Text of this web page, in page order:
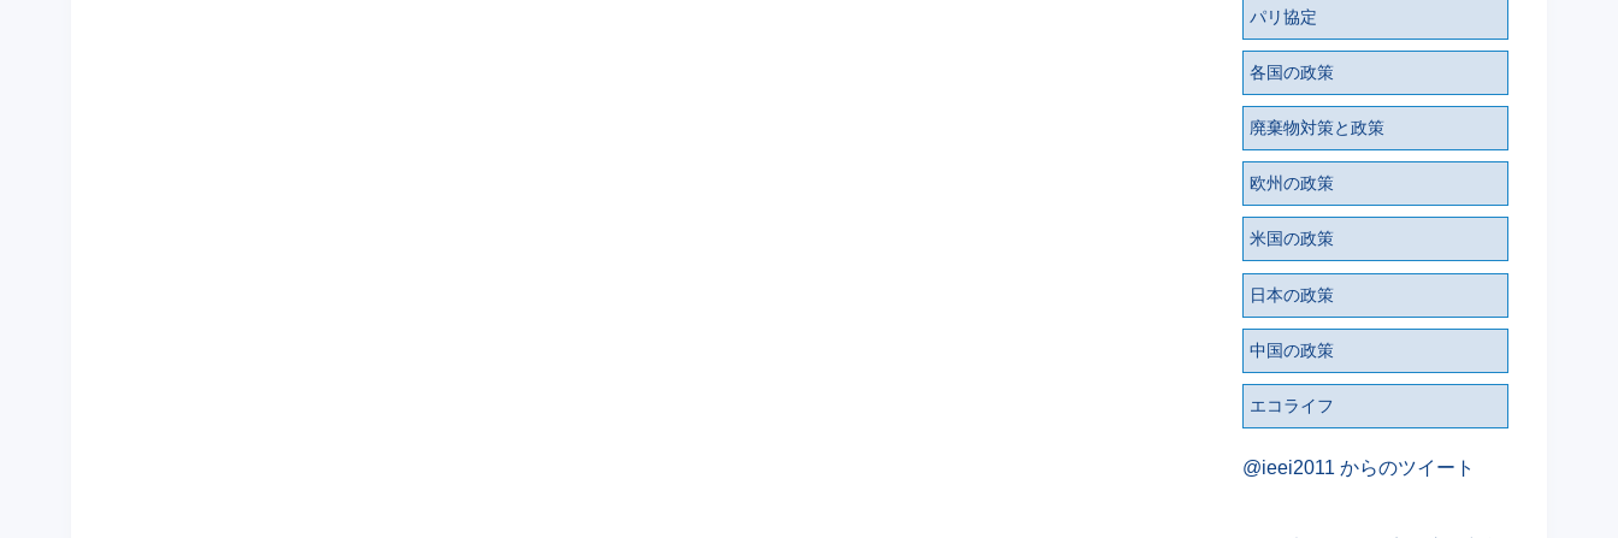
パリ協定
各国の政策
廃棄物対策と政策
欧州の政策
米国の政策
日本の政策
中国の政策
エコライフ
@ieei2011 からのツイート